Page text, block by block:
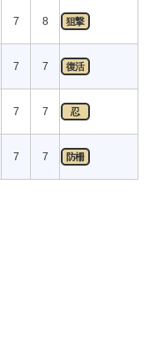
7 8 狙撃
7 7 復活
7 7 忍
7 7 防柵